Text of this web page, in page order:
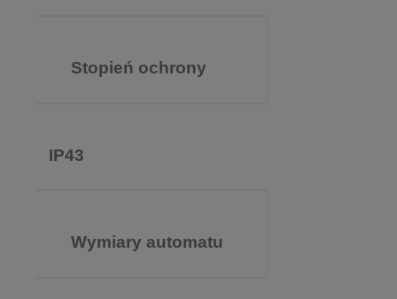
Stopień ochrony
IP43
Wymiary automatu